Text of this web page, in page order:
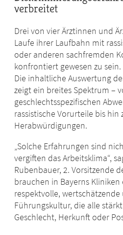
verbreitet
Drei von vier Ärztinnen und
Laufe ihrer Laufbahn mit
oder anderen sachfremden
konfrontiert gewesen zu sein.
Die inhaltliche Auswertung
zeigt ein breites Spektrum –
geschlechtsspezifischen
rassistische Vorurteile bis hin
Herabwürdigungen.
„Solche Erfahrungen sind
vergiften das Arbeitsklima“,
Rubenbauer, 2. Vorsitzende
brauchen in Bayerns
respektvolle,
Führungskultur, die alle
Geschlecht, Herkunft oder